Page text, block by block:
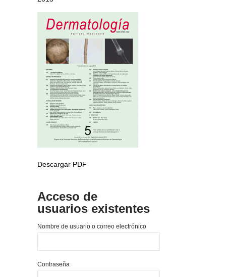
Descargar PDF
Acceso de
usuarios existentes
Nombre de usuario o correo electrónico
Contraseña